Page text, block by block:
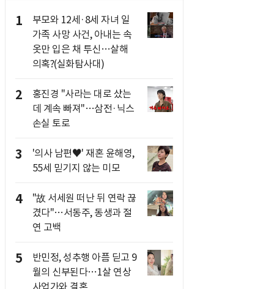
1
부모와 12세·8세 자녀 일
가족 사망 사건, 아내는 속
옷만 입은 채 투신…살해
의혹?(실화탐사대)
2
홍진경 "사라는 대로 샀는
데 계속 빠져"…삼전·닉스
손실 토로
3
'의사 남편♥' 재혼 윤해영,
55세 믿기지 않는 미모
4
"故 서세원 떠난 뒤 연락 끊
겼다"…서동주, 동생과 절
연 고백
5
반민정, 성추행 아픔 딛고 9
월의 신부된다…1살 연상
사업가와 결혼